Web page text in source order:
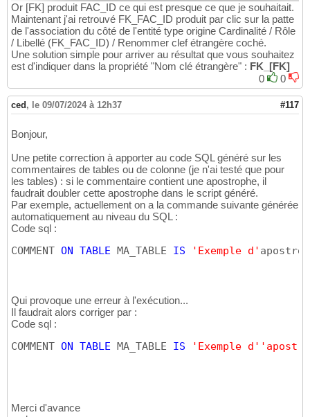
Or [FK] produit FAC_ID ce qui est presque ce que je souhaitait.
Maintenant j'ai retrouvé FK_FAC_ID produit par clic sur la patte
de l'association du côté de l'entité type origine Cardinalité / Rôle
/ Libellé (FK_FAC_ID) / Renommer clef étrangère coché.
Une solution simple pour arriver au résultat que vous souhaitez
est d'indiquer dans la propriété "Nom clé étrangère" : FK_[FK]
0
0
ced, le 09/07/2024 à 12h37 #117
Bonjour,
Une petite correction à apporter au code SQL généré sur les
commentaires de tables ou de colonne (je n'ai testé que pour
les tables) : si le commentaire contient une apostrophe, il
faudrait doubler cette apostrophe dans le script généré.
Par exemple, actuellement on a la commande suivante générée
automatiquement au niveau du SQL :
Code sql :
COMMENT ON TABLE MA_TABLE IS 'Exemple d'
Qui provoque une erreur à l'exécution...
Il faudrait alors corriger par :
Code sql :
COMMENT ON TABLE MA_TABLE IS 'Exemple d'
Merci d'avance